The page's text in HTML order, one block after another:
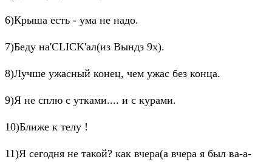
6)Крыша есть - ума не надо.
7)Беду на'CLICK'ал(из Вындз 9x).
8)Лучше ужасный конец, чем ужас без конца.
9)Я не сплю с утками.... и с курами.
10)Ближе к телу !
11)Я сегодня не такой? как вчера(а вчера я был ва-а-